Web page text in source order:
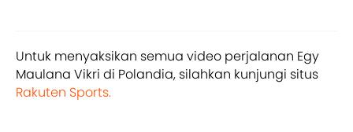
Untuk menyaksikan semua video perjalanan Egy
Maulana Vikri di Polandia, silahkan kunjungi situs
Rakuten Sports.